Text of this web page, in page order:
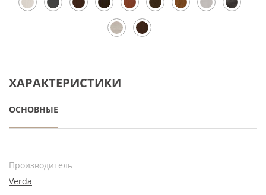
ХАРАКТЕРИСТИКИ
ОСНОВНЫЕ
Производитель
Verda